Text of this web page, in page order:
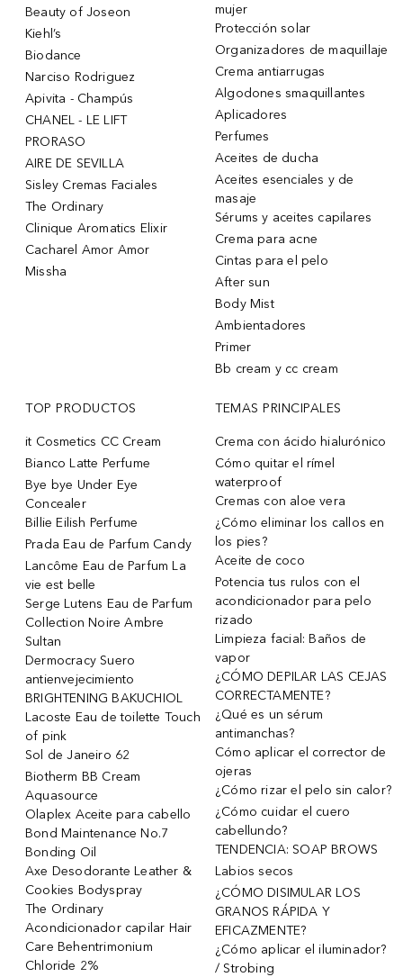
Beauty of Joseon
Kiehl’s
Biodance
Narciso Rodriguez
Apivita - Champús
CHANEL - LE LIFT
PRORASO
AIRE DE SEVILLA
Sisley Cremas Faciales
The Ordinary
Clinique Aromatics Elixir
Cacharel Amor Amor
Missha
mujer
Protección solar
Organizadores de maquillaje
Crema antiarrugas
Algodones smaquillantes
Aplicadores
Perfumes
Aceites de ducha
Aceites esenciales y de
masaje
Sérums y aceites capilares
Crema para acne
Cintas para el pelo
After sun
Body Mist
Ambientadores
Primer
Bb cream y cc cream
TOP PRODUCTOS
it Cosmetics CC Cream
Bianco Latte Perfume
Bye bye Under Eye
Concealer
Billie Eilish Perfume
Prada Eau de Parfum Candy
Lancôme Eau de Parfum La
vie est belle
Serge Lutens Eau de Parfum
Collection Noire Ambre
Sultan
Dermocracy Suero
antienvejecimiento
BRIGHTENING BAKUCHIOL
Lacoste Eau de toilette Touch
of pink
Sol de Janeiro 62
Biotherm BB Cream
Aquasource
Olaplex Aceite para cabello
Bond Maintenance No.7
Bonding Oil
Axe Desodorante Leather &
Cookies Bodyspray
The Ordinary
Acondicionador capilar Hair
Care Behentrimonium
Chloride 2%
TEMAS PRINCIPALES
Crema con ácido hialurónico
Cómo quitar el rímel
waterproof
Cremas con aloe vera
¿Cómo eliminar los callos en
los pies?
Aceite de coco
Potencia tus rulos con el
acondicionador para pelo
rizado
Limpieza facial: Baños de
vapor
¿CÓMO DEPILAR LAS CEJAS
CORRECTAMENTE?
¿Qué es un sérum
antimanchas?
Cómo aplicar el corrector de
ojeras
¿Cómo rizar el pelo sin calor?
¿Cómo cuidar el cuero
cabellundo?
TENDENCIA: SOAP BROWS
Labios secos
¿CÓMO DISIMULAR LOS
GRANOS RÁPIDA Y
EFICAZMENTE?
¿Cómo aplicar el iluminador?
/ Strobing